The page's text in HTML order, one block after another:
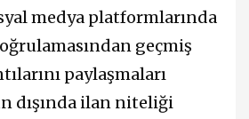
medya platformlarında
geçmiş
paylaşmaları
dışında ilan niteliği